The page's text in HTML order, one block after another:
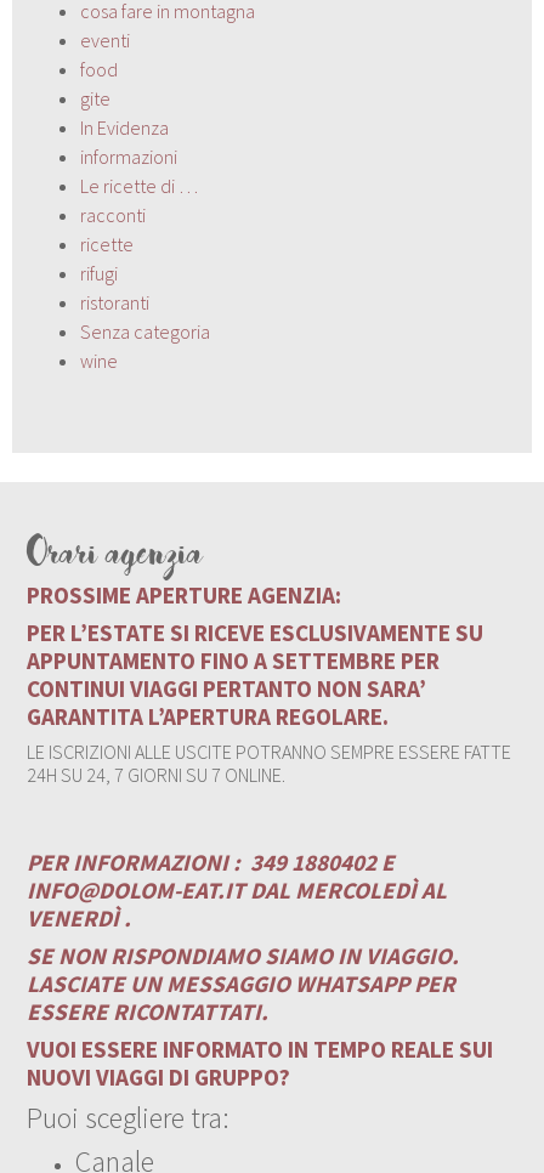
cosa fare in montagna
eventi
food
gite
In Evidenza
informazioni
Le ricette di …
racconti
ricette
rifugi
ristoranti
Senza categoria
wine
Orari agenzia
PROSSIME APERTURE AGENZIA:
PER L’ESTATE SI RICEVE ESCLUSIVAMENTE SU
APPUNTAMENTO FINO A SETTEMBRE PER
CONTINUI VIAGGI PERTANTO NON SARA’
GARANTITA L’APERTURA REGOLARE.
LE ISCRIZIONI ALLE USCITE POTRANNO SEMPRE ESSERE FATTE
24H SU 24, 7 GIORNI SU 7 ONLINE.
PER INFORMAZIONI : 349 1880402 E
INFO@DOLOM-EAT.ITDAL MERCOLEDÌ AL
VENERDÌ .
SE NON RISPONDIAMO SIAMO IN VIAGGIO.
LASCIATE UN MESSAGGIO WHATSAPP PER
ESSERE RICONTATTATI.
VUOI ESSERE INFORMATO IN TEMPO REALE SUI
NUOVI VIAGGI DI GRUPPO?
Puoi scegliere tra:
Canale